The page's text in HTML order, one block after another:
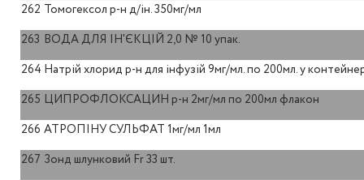
262 Томогексол р-н д/ін. 350мг/мл
263 ВОДА ДЛЯ ІН'ЄКЦІЙ 2,0 № 10 упак.
264 Натрій хлорид р-н для інфузій 9мг/мл. по 200мл. у
265 ЦИПРОФЛОКСАЦИН р-н 2мг/мл по 200мл флакон
266 АТРОПІНУ СУЛЬФАТ 1мг/мл 1мл
267 Зонд шлунковий Fr 33 шт.